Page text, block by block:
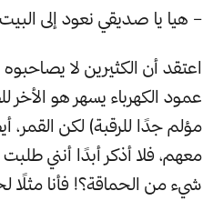
– هيا يا صديقي نعود إلى
اعتقد أن الكثيرين لا
عمود الكهرباء يسهر هو
مؤلم جدًا للرقبة) لكن القمر،
معهم، فلا أذكر أبدًا أنني
شيء من الحماقة؟! فأنا مثلًا